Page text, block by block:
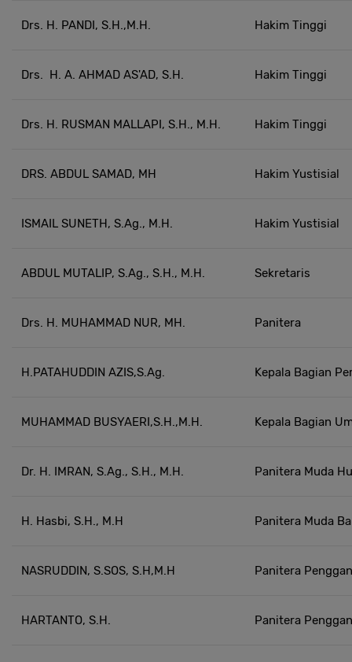
Drs. H. PANDI, S.H.,M.H. Hakim Tinggi
Drs. H. A. AHMAD AS'AD, S.H. Hakim Tinggi
Drs. H. RUSMAN MALLAPI, S.H., M.H. Hakim Tinggi
DRS. ABDUL SAMAD, MH Hakim Yustisial
ISMAIL SUNETH, S.Ag., M.H. Hakim Yustisial
ABDUL MUTALIP, S.Ag., S.H., M.H. Sekretaris
Drs. H. MUHAMMAD NUR, MH. Panitera
H.PATAHUDDIN AZIS,S.Ag. Kepala Bagian
MUHAMMAD BUSYAERI,S.H.,M.H. Kepala Bagian
Dr. H. IMRAN, S.Ag., S.H., M.H. Panitera Muda
H. Hasbi, S.H., M.H Panitera Muda
NASRUDDIN, S.SOS, S.H,M.H Panitera
HARTANTO, S.H. Panitera